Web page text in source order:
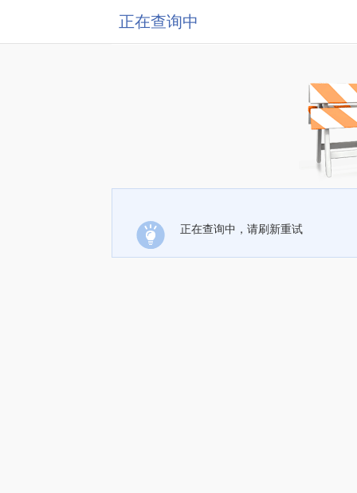
正在查询中
正在查询中，请刷新重试